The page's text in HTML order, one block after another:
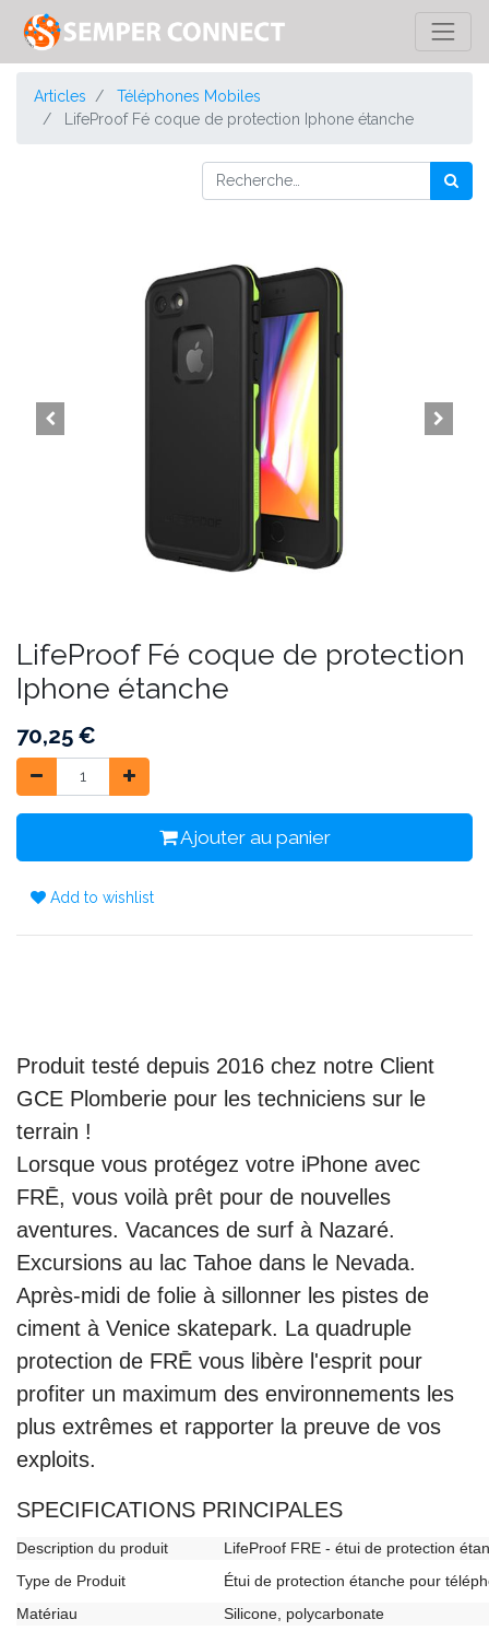
Articles
Téléphones Mobiles
LifeProof Fé coque de protection Iphone étanche
LifeProof Fé coque de protection
Iphone étanche
70,25 €
Ajouter au panier
Add to wishlist
Produit testé depuis 2016 chez notre Client
GCE Plomberie pour les techniciens sur le
terrain !
Lorsque vous protégez votre iPhone avec
FRĒ, vous voilà prêt pour de nouvelles
aventures. Vacances de surf à Nazaré.
Excursions au lac Tahoe dans le Nevada.
Après-midi de folie à sillonner les pistes de
ciment à Venice skatepark. La quadruple
protection de FRĒ vous libère l'esprit pour
profiter un maximum des environnements les
plus extrêmes et rapporter la preuve de vos
exploits.
SPECIFICATIONS PRINCIPALES
Description du produit
LifeProof FRE - étui de protection
Type de Produit
Étui de protection étanche pour
Matériau
Silicone, polycarbonate